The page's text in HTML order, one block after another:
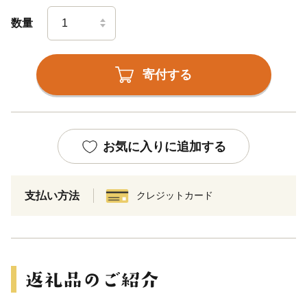
数量
寄付する
お気に入りに追加する
支払い方法 クレジットカード